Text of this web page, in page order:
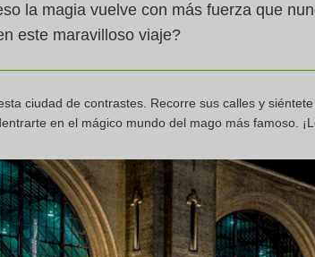
la magia vuelve con más fuerza que
este maravilloso viaje?
ciudad de contrastes. Recorre sus calles y
en el mágico mundo del mago más famoso.